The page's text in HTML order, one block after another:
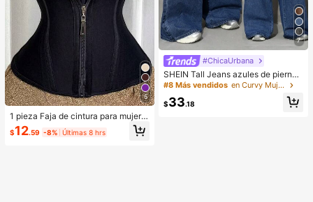
5
1 pieza Faja de cintura para mujer p
ara entrenamiento fitness, danza, y
oga y deportes, cinturón de cintura
$12.59 -8% Últimas 8 hrs
7
#ChicaUrbana
SHEIN Tall Jeans azules de pierna
ancha para mujer, casuales y versá
tiles, con bolsillos y botones, para u
so diario, desplazamientos y salida
#8 Más vendidos en Curvy Mujer Denim
$33.18